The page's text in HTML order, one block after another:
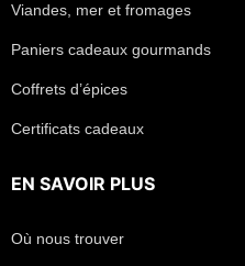
Viandes, mer et fromages
Paniers cadeaux gourmands
Coffrets d’épices
Certificats cadeaux
EN SAVOIR PLUS
Où nous trouver